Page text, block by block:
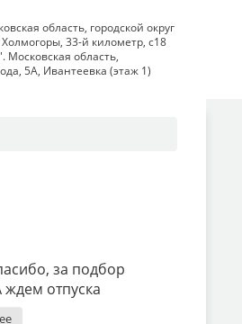
область, городской округ
33-й километр, с18
Московская область,
5А, Ивантеевка (этаж 1)
за подбор
ждем отпуска